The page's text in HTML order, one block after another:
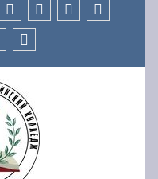
ББСК
БӨЛҮМҮ